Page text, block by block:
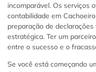
incomparável. Os serviços
contabilidade em
preparação de
estratégica. Ter um
entre o sucesso e o
Se você está começando